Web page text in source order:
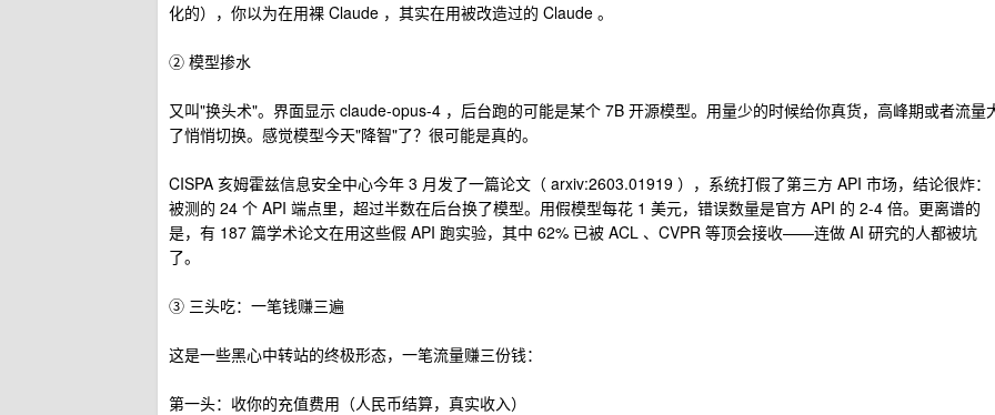
化的），你以为在用裸 Claude ，其实在用被改造过的 Claude 。
② 模型掺水
又叫"换头术"。界面显示 claude-opus-4 ，后台跑的可能是某个 7B 开源模型。用量少的时候给你真货，高峰期或者流量
了悄悄切换。感觉模型今天"降智"了？很可能是真的。
CISPA 亥姆霍兹信息安全中心今年 3 月发了一篇论文（ arxiv:2603.01919 ），系统打假了第三方 API 市场，结论很炸：
被测的 24 个 API 端点里，超过半数在后台换了模型。用假模型每花 1 美元，错误数量是官方 API 的 2-4 倍。更离谱的
是，有 187 篇学术论文在用这些假 API 跑实验，其中 62% 已被 ACL 、CVPR 等顶会接收——连做 AI 研究的人都被坑
了。
③ 三头吃：一笔钱赚三遍
这是一些黑心中转站的终极形态，一笔流量赚三份钱：
第一头：收你的充值费用（人民币结算，真实收入）